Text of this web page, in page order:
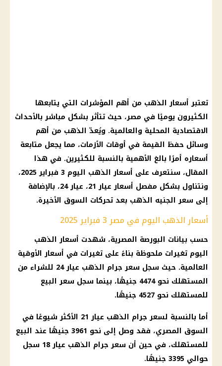
تعتبرأسعار الذهب من أهم المؤشرات التي يتابعها
الكثيرون يوميًا في مصر، حيث تتأثر بشكل مباشر بالأحداث
الاقتصادية المحلية والعالمية. ويُعدّ الذهب من أهم
وسائل حفظ القيمة في أوقات الأزمات، مما يجعل متابعة
أسعاره أمرًا بالغ الأهمية بالنسبة للكثيرين. في هذا
المقال، سنتعرف على أسعار الذهب اليوم فبراير 2025
،
ونتناول بشكل مفصل أسعار عيار 21
، عيار 24، بالإضافة
إلى سعر الجنيه الذهب بعد تحركات السوق الأخيرة.
أسعار الذهب اليوم في مصر 3 فبراير 2025
حسب بيانات البورصة المصرية، شهدت أسعار الذهب
اليوم تغيرات ملحوظة بناءً على تغيرات في أسعارالأوقية
العالمية. حيث سجل سعر جرام الذهب عيار 24
للشراء من
المستهلك نحو 4474 جنيهًا، بينما سجل سعر البيع
للمستهلك نحو 4527 جنيهًا.
أما بالنسبة لسعر جرام الذهب عيار 21
الأكثر شيوعًا في
السوق المصري
، فقد وصل إلى نحو 3961 جنيهًا عند البيع
للمستهلك، في حين أن سعر جرام الذهب عيار 18
سجل
حوالي 3395 جنيهًا.